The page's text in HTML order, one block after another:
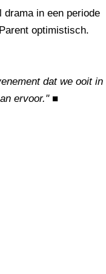
drama in een periode
optimistisch.
dat we ooit in
ervoor." ■